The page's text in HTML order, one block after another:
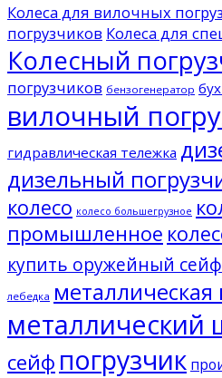
Колеса для вилочных
погрузчиков Колеса для
Колесный
погрузчиков бензогенератор
вилочный
гидравлическая тележка
дизельный
колесо колесо большегрузное
промышленное
купить оружейный сейф
лебедка металлическая
металлический
сейф погрузчик